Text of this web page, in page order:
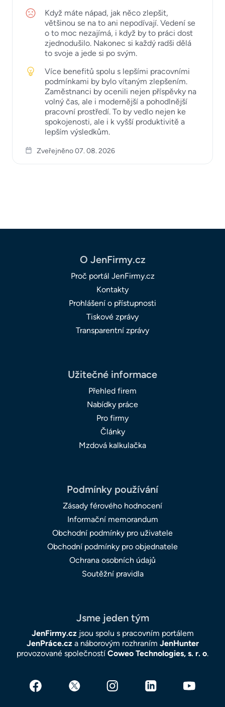
Když máte nápad, jak něco zlepšit,
většinou se na to ani nepodívají. Vedení se
o to moc nezajímá, i když by to práci dost
zjednodušilo. Nakonec si každý radši dělá
to svoje a jede si po svým.
Více benefitů spolu s lepšími pracovními
podmínkami by bylo vítaným zlepšením.
Zaměstnanci by ocenili nejen příspěvky na
volný čas, ale i modernější a pohodlnější
pracovní prostředí. To by vedlo nejen ke
spokojenosti, ale i k vyšší produktivitě a
lepším výsledkům.
Zveřejněno 07. 08. 2026
O JenFirmy.cz
Proč portál JenFirmy.cz
Kontakty
Prohlášení o přístupnosti
Tiskové zprávy
Transparentní zprávy
Užitečné informace
Přehled firem
Nabídky práce
Pro firmy
Články
Mzdová kalkulačka
Podmínky používání
Zásady férového hodnocení
Informační memorandum
Obchodní podmínky pro uživatele
Obchodní podmínky pro objednatele
Ochrana osobních údajů
Soutěžní pravidla
Jsme jeden tým
JenFirmy.czjsou spolu s pracovním portálem
JenPráce.cza náborovým rozhraním JenHunter
provozované společností Coweo Technologies, s. r. o.